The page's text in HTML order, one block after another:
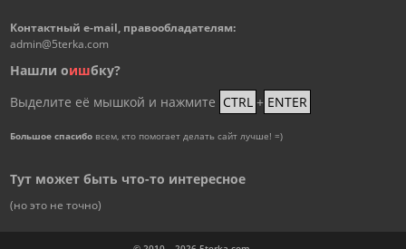
Контактный e-mail, правообладателям:
admin@5terka.com
Нашли оишбку?
Выделите её мышкой и нажмите CTRL + ENTER
Большое спасибовсем, кто помогает делать сайт лучше! =)
Тут может быть что-то интересное
(но это не точно)